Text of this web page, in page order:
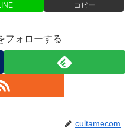
コピー
フォローする
cultamecom